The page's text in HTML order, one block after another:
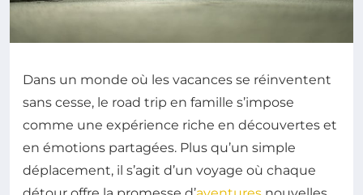
Dans un monde où les vacances se réinventent
sans cesse, le road trip en famille s’impose
comme une expérience riche en découvertes et
en émotions partagées. Plus qu’un simple
déplacement, il s’agit d’un voyage où chaque